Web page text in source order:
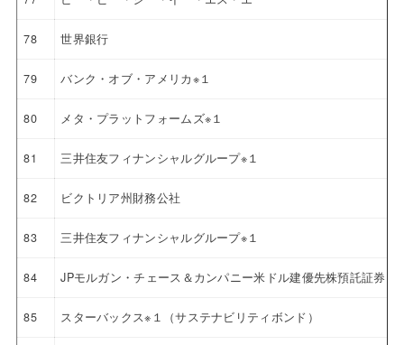
78 世界銀行
79 バンク・オブ・アメリカ※１
80 メタ・プラットフォームズ※１
81 三井住友フィナンシャルグループ※１
82 ビクトリア州財務公社
83 三井住友フィナンシャルグループ※１
84 JPモルガン・チェース＆カンパニー米ドル建優先株預託証券
85 スターバックス※１（サステナビリティボンド）